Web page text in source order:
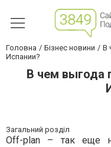
Головна Бізнес новини
В
Испании?
В чем выгода
Загальний розділ
Off-plan – так еще